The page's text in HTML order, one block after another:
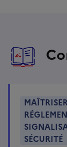
SÉCURITÉ